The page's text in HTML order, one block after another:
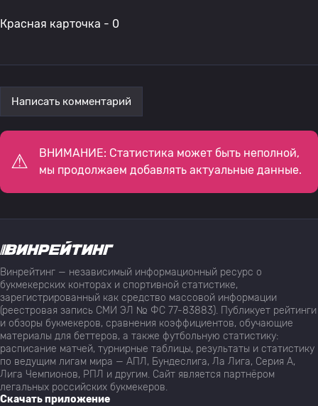
Красная карточка - 0
Написать комментарий
ВНИМАНИЕ: Статистика может быть неполной,
мы продолжаем добавлять актуальные данные.
Винрейтинг — независимый информационный ресурс о
букмекерских конторах и спортивной статистике,
зарегистрированный как средство массовой информации
(реестровая запись СМИ ЭЛ № ФС 77-83883). Публикует рейтинги
и обзоры букмекеров, сравнения коэффициентов, обучающие
материалы для беттеров, а также футбольную статистику:
расписание матчей, турнирные таблицы, результаты и статистику
по ведущим лигам мира — АПЛ, Бундеслига, Ла Лига, Серия А,
Лига Чемпионов, РПЛ и другим. Сайт является партнёром
легальных российских букмекеров.
Скачать приложение